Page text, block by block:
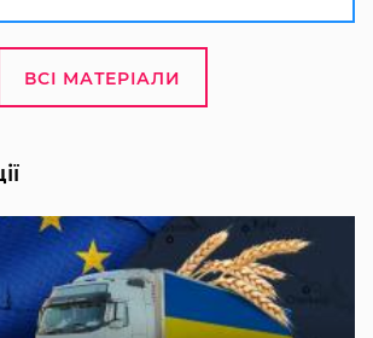
ВСІ МАТЕРІАЛИ